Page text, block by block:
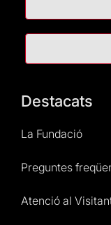
Destacats
La Fundació
Preguntes
Atenció al